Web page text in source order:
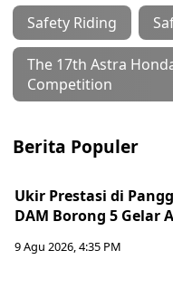
Safety Riding
The 17th Astra
Competition
Berita Populer
Ukir Prestasi di
DAM Borong 5 Gelar
9 Agu 2026, 4:35 PM